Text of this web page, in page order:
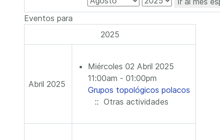
Eventos para
2025
Abril 2025
Miércoles 02 Abril 2025
11:00am - 01:00pm
Grupos topológicos polacos
:: Otras actividades